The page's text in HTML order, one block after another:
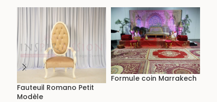
Fauteuil Romano Petit
Modèle
Formule coin Marrakech